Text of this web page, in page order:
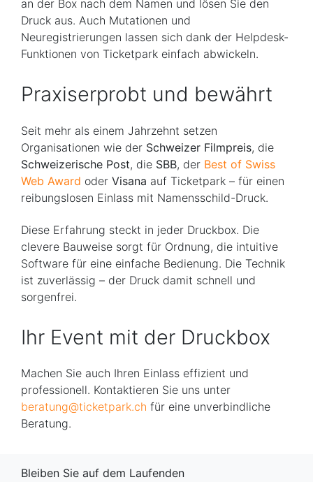
an der Box nach dem Namen und lösen Sie den
Druck aus. Auch Mutationen und
Neuregistrierungen lassen sich dank der Helpdesk-
Funktionen von Ticketpark einfach abwickeln.
Praxiserprobt und bewährt
Seit mehr als einem Jahrzehnt setzen
Organisationen wie der Schweizer Filmpreis, die
Schweizerische Post, die SBB, der Best of Swiss
Web Award oder Visana auf Ticketpark – für einen
reibungslosen Einlass mit Namensschild-Druck.
Diese Erfahrung steckt in jeder Druckbox. Die
clevere Bauweise sorgt für Ordnung, die intuitive
Software für eine einfache Bedienung. Die Technik
ist zuverlässig – der Druck damit schnell und
sorgenfrei.
Ihr Event mit der Druckbox
Machen Sie auch Ihren Einlass effizient und
professionell. Kontaktieren Sie uns unter
beratung@ticketpark.ch für eine unverbindliche
Beratung.
Bleiben Sie auf dem Laufenden